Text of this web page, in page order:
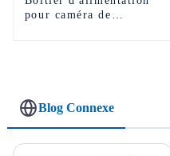
pour caméra de
Blog Connexe